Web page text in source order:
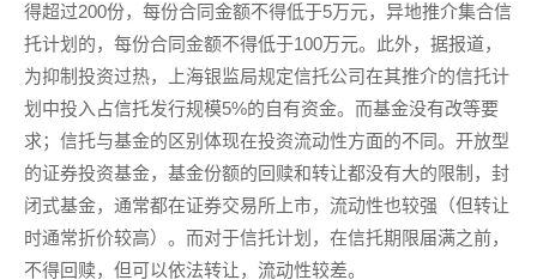
得超过200份，每份合同金额不得低于5万元，异地推介集合信
托计划的，每份合同金额不得低于100万元。此外，据报道，
为抑制投资过热，上海银监局规定信托公司在其推介的信托计
划中投入占信托发行规模5%的自有资金。而基金没有改等要
求；信托与基金的区别体现在投资流动性方面的不同。开放型
的证券投资基金，基金份额的回赎和转让都没有大的限制，封
闭式基金，通常都在证券交易所上市，流动性也较强（但转让
时通常折价较高）。而对于信托计划，在信托期限届满之前，
不得回赎，但可以依法转让，流动性较差。